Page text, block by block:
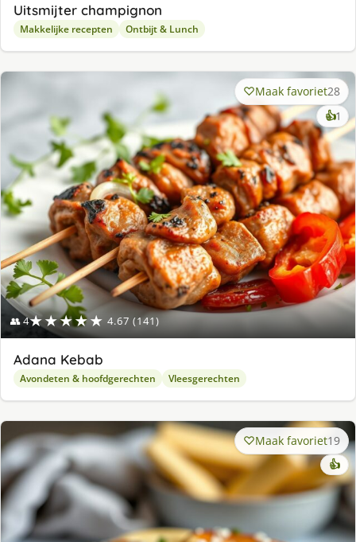
Uitsmijter champignon
Makkelijke recepten Ontbijt & Lunch
👥 4★★★★★ 4.67 (141)
Maak favoriet28
👍1
Adana Kebab
Avondeten & hoofdgerechten Vleesgerechten
Maak favoriet19
👍